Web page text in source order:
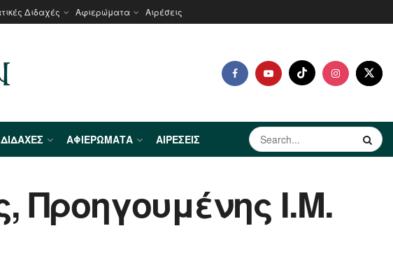
Διδαχές Αφιερώματα Αιρέσεις
ΑΦΙΕΡΏΜΑΤΑ ΑΙΡΈΣΕΙΣ
Ι.Μ.